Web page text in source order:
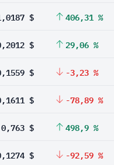
$ 406,31 %
$ 29,06 %
$ -3,23 %
$ -78,89 %
0,763 $ 498,9 %
$ -92,59 %